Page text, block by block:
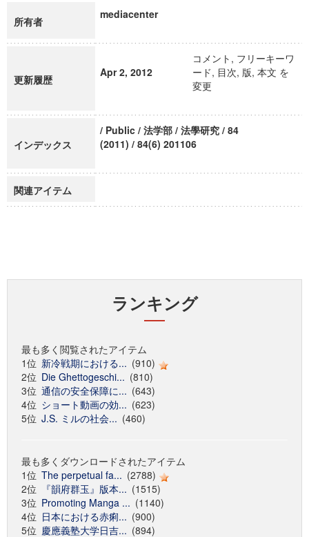
所有者
mediacenter
更新履歴
Apr 2, 2012
コメント, フリーキーワ
ード, 目次, 版, 本文 を
変更
インデックス
/ Public / 法学部 / 法學研究 / 84
(2011) / 84(6) 201106
関連アイテム
ランキング
最も多く閲覧されたアイテム
1位 新冷戦期における... (910)
2位 Die Ghettogeschi... (810)
3位 通信の安全保障に... (643)
4位 ショート動画の効... (623)
5位 J.S. ミルの社会... (460)
最も多くダウンロードされたアイテム
1位 The perpetual fa... (2788)
2位
『韻府群玉』版本... (1515)
3位 Promoting Manga ... (1140)
4位 日本における赤痢... (900)
5位 慶應義塾大学日吉... (894)